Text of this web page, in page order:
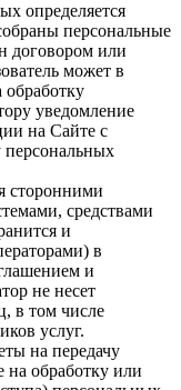
определяется
персональные
договором или
может в
обработку
уведомление
на Сайте с
персональных
сторонними
средствами
и
в
и
не несет
в том числе
услуг.
на передачу
на обработку или